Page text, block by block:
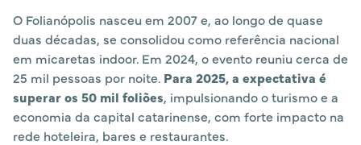
O Folianópolis nasceu em 2007 e, ao longo de quase
duas décadas, se consolidou como referência nacional
em micaretas indoor. Em 2024, o evento reuniu cerca de
25 mil pessoas por noite. Para 2025, a expectativa é
superar os 50 mil foliões, impulsionando o turismo e a
economia da capital catarinense, com forte impacto na
rede hoteleira, bares e restaurantes.